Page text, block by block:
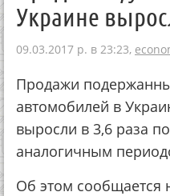
Украине
09.03.2017 р. в 23:23,
Продажи
автомобилей в
выросли в 3,6 раза
аналогичным
Об этом сообщается